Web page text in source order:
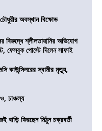
অবস্থান বিক্ষোভ
বিরুদ্ধে শ্লীলতাহানির অভিযোগ
ফেসবুক পোস্টে দিলেন সাফাই
কাউন্সিলরের স্বামীর মৃত্যু,
চাঞ্চল্য
ফিরছেন মিঠুন চক্রবর্তী